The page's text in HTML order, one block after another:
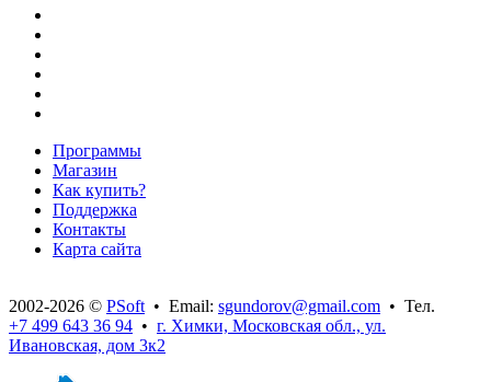
Программы
Магазин
Как купить?
Поддержка
Контакты
Карта сайта
2002-2026 © PSoft • Email: sgundorov@gmail.com • Тел.
+7 499 643 36 94 • г. Химки, Московская обл., ул.
Ивановская, дом 3к2